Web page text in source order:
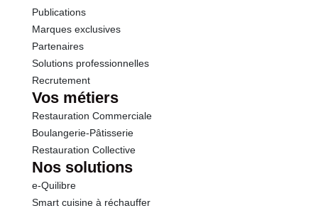
Sodium
Publications
Marques exclusives
Partenaires
Solutions professionnelles
Recrutement
Vos métiers
Restauration Commerciale
Boulangerie-Pâtisserie
Restauration Collective
Nos solutions
e-Quilibre
Smart cuisine à réchauffer